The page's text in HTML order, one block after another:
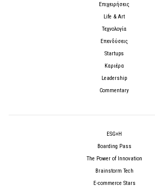
Επιχειρήσεις
Life & Art
Τεχνολογία
Επενδύσεις
Startups
Καριέρα
Leadership
Commentary
ESG+H
Boarding Pass
The Power of Innovation
Brainstorm Tech
E-commerce Stars